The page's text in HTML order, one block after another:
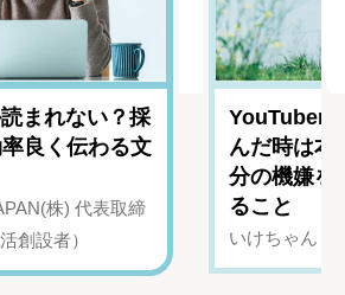
まれない？採
良く伝わる文
株) 代表取締
創設者）
YouTuber
んだ時は
分の機嫌を
ること
いけちゃん（